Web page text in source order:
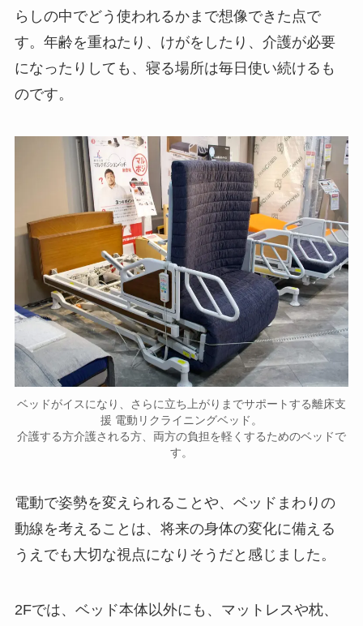
らしの中でどう使われるかまで想像できた点で
す。年齢を重ねたり、けがをしたり、介護が必要
になったりしても、寝る場所は毎日使い続けるも
のです。
ベッドがイスになり、さらに立ち上がりまでサポートする離床支
援 電動リクライニングベッド。
介護する方介護される方、両方の負担を軽くするためのベッドで
す。
電動で姿勢を変えられることや、ベッドまわりの
動線を考えることは、将来の身体の変化に備える
うえでも大切な視点になりそうだと感じました。
2Fでは、ベッド本体以外にも、マットレスや枕、